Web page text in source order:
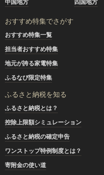
中国地方
四国地方
おすすめ特集でさがす
おすすめ特集一覧
担当者おすすめ特集
地元が誇る家電特集
ふるなび限定特集
ふるさと納税を知る
ふるさと納税とは？
控除上限額シミュレーション
ふるさと納税の確定申告
ワンストップ特例制度とは？
寄附金の使い道